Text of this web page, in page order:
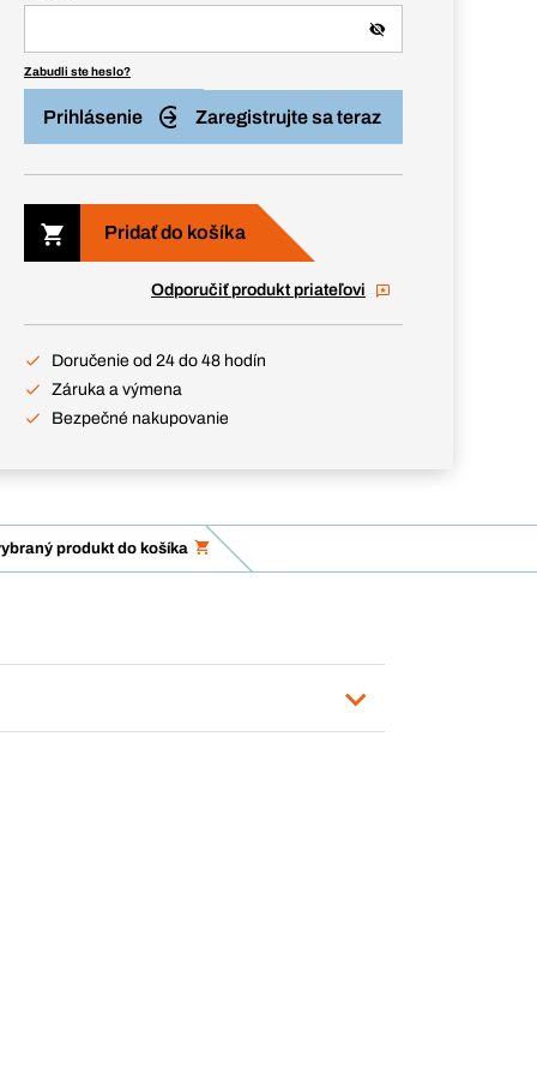
Zabudli ste heslo?
Prihlásenie Zaregistrujte sa teraz
Pridať do košíka
Odporučiť produkt priateľovi
Doručenie od 24 do 48 hodín
Záruka a výmena
Bezpečné nakupovanie
produkt do košíka